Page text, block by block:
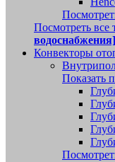
Посмотреть все
водоснабжения]
Конвекторы
Показать